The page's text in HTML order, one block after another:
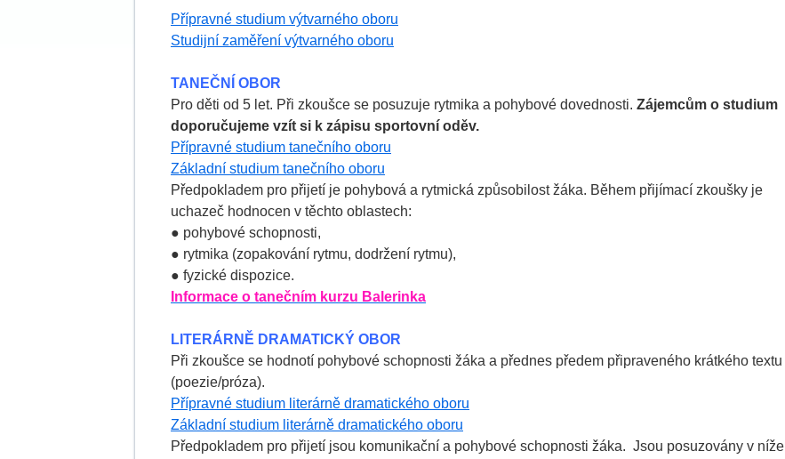
Přípravné studium výtvarného oboru
Studijní zaměření výtvarného oboru
TANEČNÍ OBOR
Pro děti od 5 let. Při zkoušce se posuzuje rytmika a pohybové dovednosti. Zájemcům o studium
doporučujeme vzít si k zápisu sportovní oděv.
Přípravné studium tanečního oboru
Základní studium tanečního oboru
Předpokladem pro přijetí je pohybová a rytmická způsobilost žáka. Během přijímací zkoušky je
uchazeč hodnocen v těchto oblastech:
● pohybové schopnosti,
● rytmika (zopakování rytmu, dodržení rytmu),
● fyzické dispozice.
Informace o tanečním kurzu Balerinka
LITERÁRNĚ DRAMATICKÝ OBOR
Při zkoušce se hodnotí pohybové schopnosti žáka a přednes předem připraveného krátkého textu
(poezie/próza).
Přípravné studium literárně dramatického oboru
Základní studium literárně dramatického oboru
Předpokladem pro přijetí jsou komunikační a pohybové schopnosti žáka. Jsou posuzovány v níže